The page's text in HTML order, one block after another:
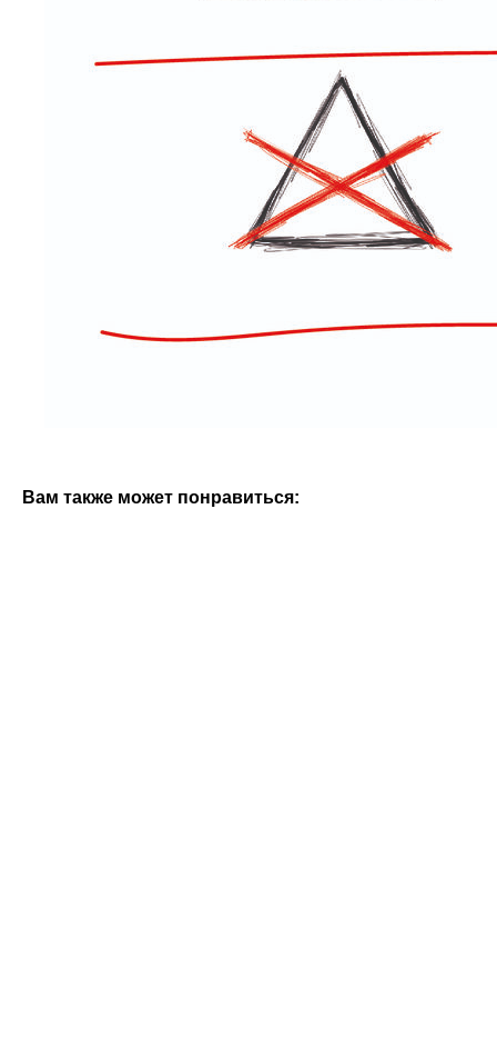
Вам также может понравиться: